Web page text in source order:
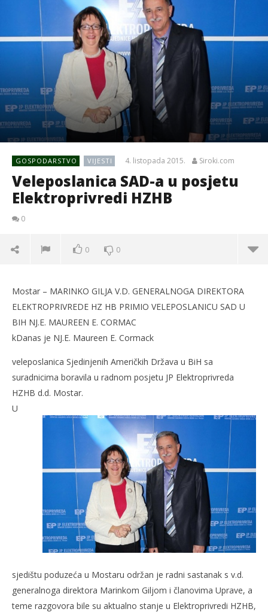
GOSPODARSTVO VIJESTI 4. listopada 2015. Siroki.com
Veleposlanica SAD-a u posjetu
Elektroprivredi HZHB
0
0 0
Veleposlanica SAD-a u posjetu Elektroprivredi HZHB
2015.
Siroki.com
4.
Mostar – MARINKO GILJA V.D. GENERALNOGA DIREKTORA
ELEKTROPRIVREDE HZ HB PRIMIO VELEPOSLANICU SAD U
BIH NJ.E. MAUREEN E. CORMAC
kDanas je NJ.E. Maureen E. Cormack
veleposlanica Sjedinjenih Američkih Država u BiH sa
suradnicima boravila u radnom posjetu JP Elektroprivreda
HZHB d.d. Mostar.
U
sjedištu poduzeća u Mostaru održan je radni sastanak s v.d.
generalnoga direktora Marinkom Giljom i članovima Uprave, a
teme razgovora bile su aktualno stanje u Elektroprivredi HZHB,